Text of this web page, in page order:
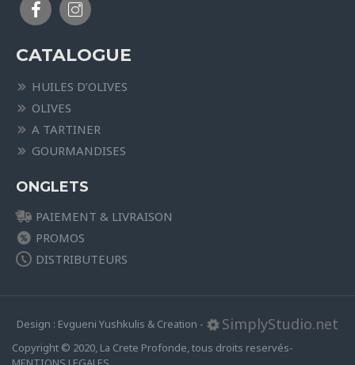
CATALOGUE
HUILES D’OLIVES
OLIVES
A TARTINER
GOURMANDISES
ONGLETS
PAIEMENT & LIVRAISON
PROMOS
DISTRIBUTEURS
Design : Evgueni Yushkulis & Creation - SimplyStudio.net
Copyright © 2020, La Crete Profonde, tous droits reservés-